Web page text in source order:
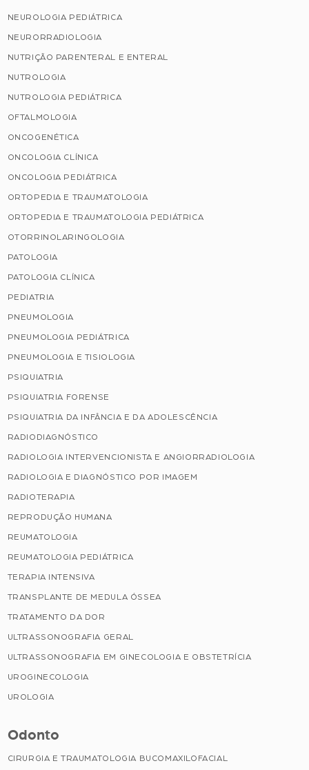
NEUROLOGIA PEDIÁTRICA
NEURORRADIOLOGIA
NUTRIÇÃO PARENTERAL E ENTERAL
NUTROLOGIA
NUTROLOGIA PEDIÁTRICA
OFTALMOLOGIA
ONCOGENÉTICA
ONCOLOGIA CLÍNICA
ONCOLOGIA PEDIÁTRICA
ORTOPEDIA E TRAUMATOLOGIA
ORTOPEDIA E TRAUMATOLOGIA PEDIÁTRICA
OTORRINOLARINGOLOGIA
PATOLOGIA
PATOLOGIA CLÍNICA
PEDIATRIA
PNEUMOLOGIA
PNEUMOLOGIA PEDIÁTRICA
PNEUMOLOGIA E TISIOLOGIA
PSIQUIATRIA
PSIQUIATRIA FORENSE
PSIQUIATRIA DA INFÂNCIA E DA ADOLESCÊNCIA
RADIODIAGNÓSTICO
RADIOLOGIA INTERVENCIONISTA E ANGIORRADIOLOGIA
RADIOLOGIA E DIAGNÓSTICO POR IMAGEM
RADIOTERAPIA
REPRODUÇÃO HUMANA
REUMATOLOGIA
REUMATOLOGIA PEDIÁTRICA
TERAPIA INTENSIVA
TRANSPLANTE DE MEDULA ÓSSEA
TRATAMENTO DA DOR
ULTRASSONOGRAFIA GERAL
ULTRASSONOGRAFIA EM GINECOLOGIA E OBSTETRÍCIA
UROGINECOLOGIA
UROLOGIA
Odonto
CIRURGIA E TRAUMATOLOGIA BUCOMAXILOFACIAL